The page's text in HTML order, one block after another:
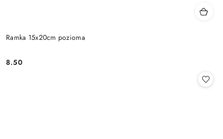
Ramka 15x20cm pozioma
Cena:
8.50